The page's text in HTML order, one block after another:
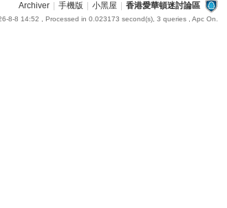
Archiver 手機版 小黑屋 香港愛華頓迷討論區
8-8 14:52 , Processed in 0.023173 second(s), 3 queries , Apc On.